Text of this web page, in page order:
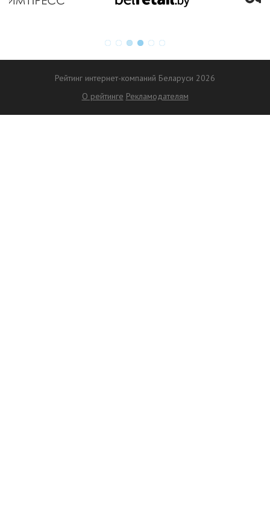
Рейтинг интернет-компаний Беларуси 2026
О рейтинге Рекламодателям